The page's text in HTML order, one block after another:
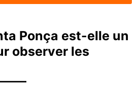
Ponça est-elle un
observer les